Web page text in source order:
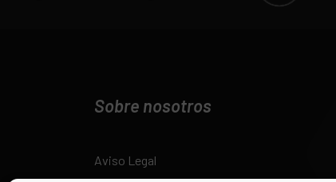
Sobre nosotros
Aviso Legal